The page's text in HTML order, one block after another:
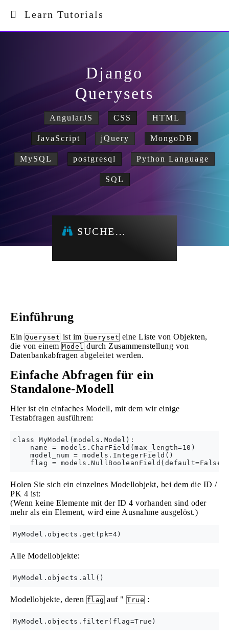
Learn Tutorials
Django
Querysets
AngularJS CSS HTML
JavaScript jQuery MongoDB
MySQL postgresql Python Language
SQL
SUCHE…
Einführung
Ein Queryset ist im Queryset eine Liste von Objekten,
die von einem Model durch Zusammenstellung von
Datenbankabfragen abgeleitet werden.
Einfache Abfragen für ein
Standalone-Modell
Hier ist ein einfaches Modell, mit dem wir einige
Testabfragen ausführen:
class MyModel(models.Model):
    name = models.CharField(max_length=10)
    model_num = models.IntegerField()
Holen Sie sich ein einzelnes Modellobjekt, bei dem die ID /
PK 4 ist:
(Wenn keine Elemente mit der ID 4 vorhanden sind oder
mehr als ein Element, wird eine Ausnahme ausgelöst.)
Alle Modellobjekte:
Modellobjekte, deren flag auf " True :